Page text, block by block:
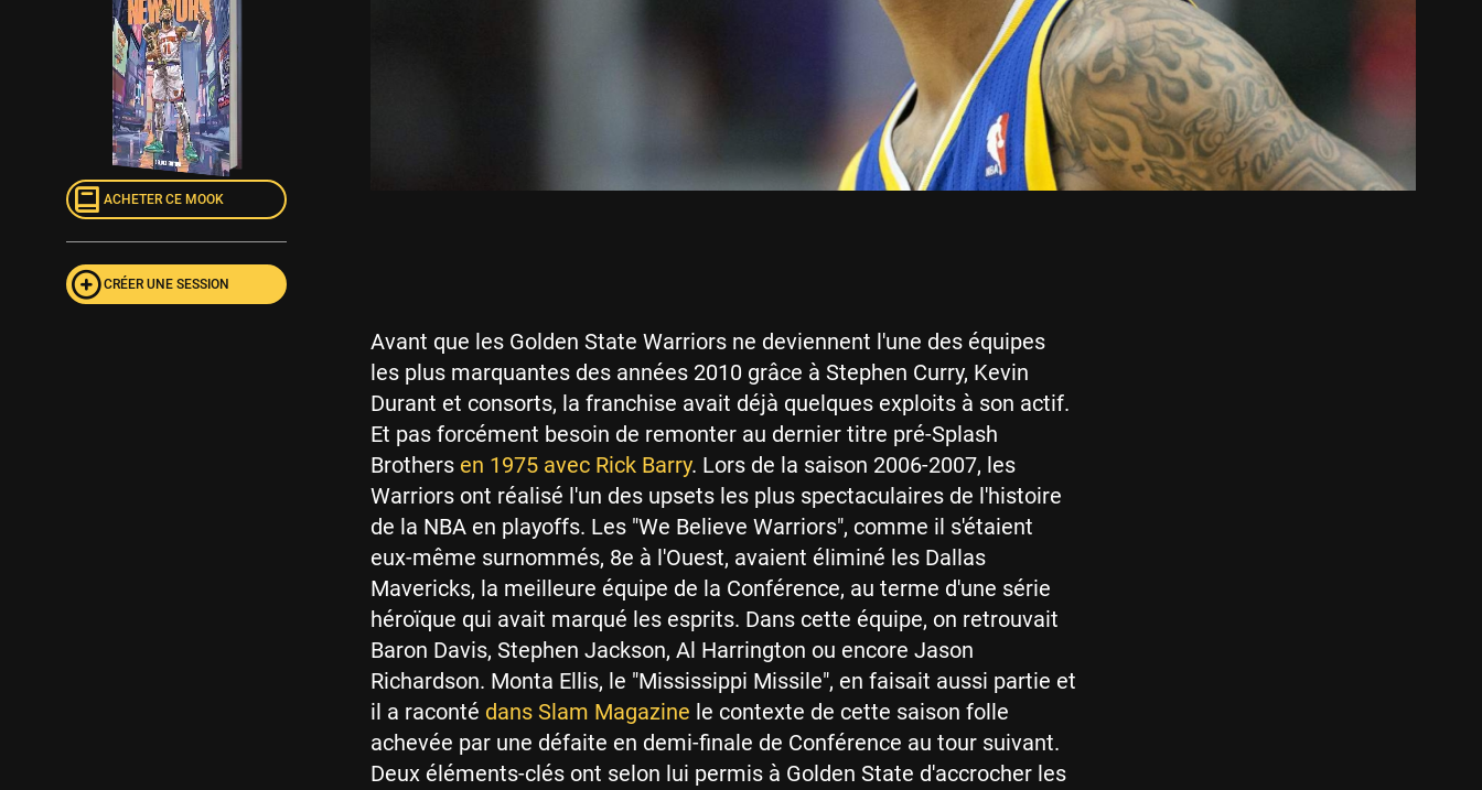
Avant que les Golden State Warriors ne deviennent l'une des équipes
les plus marquantes des années 2010 grâce à Stephen Curry, Kevin
Durant et consorts, la franchise avait déjà quelques exploits à son actif.
Et pas forcément besoin de remonter au dernier titre pré-Splash
Brothers en 1975 avec Rick Barry. Lors de la saison 2006-2007, les
Warriors ont réalisé l'un des upsets les plus spectaculaires de l'histoire
de la NBA en playoffs. Les "We Believe Warriors", comme il s'étaient
eux-même surnommés, 8e à l'Ouest, avaient éliminé les Dallas
Mavericks, la meilleure équipe de la Conférence, au terme d'une série
héroïque qui avait marqué les esprits. Dans cette équipe, on retrouvait
Baron Davis, Stephen Jackson, Al Harrington ou encore Jason
Richardson. Monta Ellis, le "Mississippi Missile", en faisait aussi partie et
il a raconté dans Slam Magazine le contexte de cette saison folle
achevée par une défaite en demi-finale de Conférence au tour suivant.
Deux éléments-clés ont selon lui permis à Golden State d'accrocher les
ACHETER CE MOOK
CRÉER UNE SESSION